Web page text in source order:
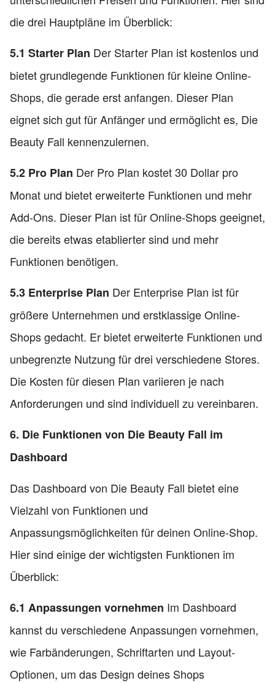
die drei Hauptpläne im Überblick:
5.1 Starter Plan Der Starter Plan ist kostenlos und
bietet grundlegende Funktionen für kleine Online-
Shops, die gerade erst anfangen. Dieser Plan
eignet sich gut für Anfänger und ermöglicht es, Die
Beauty Fall kennenzulernen.
5.2 Pro Plan Der Pro Plan kostet 30 Dollar pro
Monat und bietet erweiterte Funktionen und mehr
Add-Ons. Dieser Plan ist für Online-Shops geeignet,
die bereits etwas etablierter sind und mehr
Funktionen benötigen.
5.3 Enterprise Plan Der Enterprise Plan ist für
größere Unternehmen und erstklassige Online-
Shops gedacht. Er bietet erweiterte Funktionen und
unbegrenzte Nutzung für drei verschiedene Stores.
Die Kosten für diesen Plan variieren je nach
Anforderungen und sind individuell zu vereinbaren.
6. Die Funktionen von Die Beauty Fall im
Dashboard
Das Dashboard von Die Beauty Fall bietet eine
Vielzahl von Funktionen und
Anpassungsmöglichkeiten für deinen Online-Shop.
Hier sind einige der wichtigsten Funktionen im
Überblick:
6.1 Anpassungen vornehmen Im Dashboard
kannst du verschiedene Anpassungen vornehmen,
wie Farbänderungen, Schriftarten und Layout-
Optionen, um das Design deines Shops